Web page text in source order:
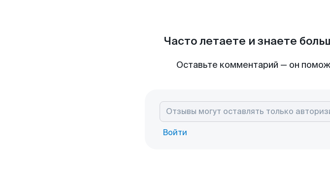
Часто летаете и знаете
Оставьте комментарий — он
Войти